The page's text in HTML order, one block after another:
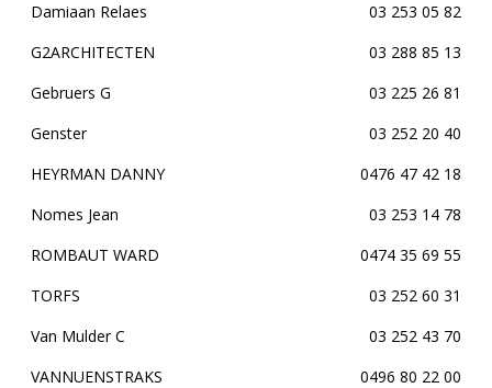
Damiaan Relaes
03 253 05 82
G2ARCHITECTEN
03 288 85 13
Gebruers G
03 225 26 81
Genster
03 252 20 40
HEYRMAN DANNY
0476 47 42 18
Nomes Jean
03 253 14 78
ROMBAUT WARD
0474 35 69 55
TORFS
03 252 60 31
Van Mulder C
03 252 43 70
VANNUENSTRAKS
0496 80 22 00